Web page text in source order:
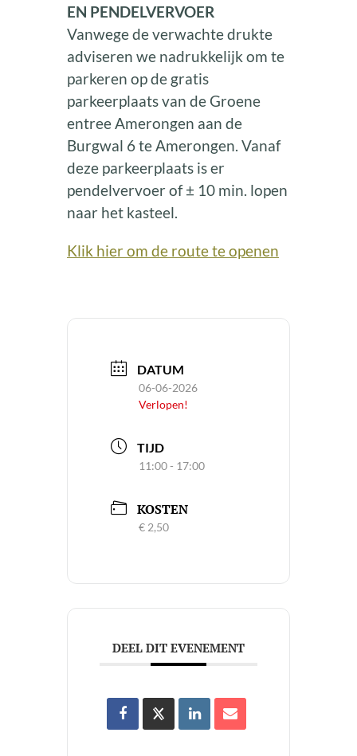
EN PENDELVERVOER
Vanwege de verwachte drukte
adviseren we nadrukkelijk om te
parkeren op de gratis
parkeerplaats van de Groene
entree Amerongen aan de
Burgwal 6 te Amerongen. Vanaf
deze parkeerplaats is er
pendelvervoer of ± 10 min. lopen
naar het kasteel.
Klik hier om de route te openen
DATUM
06-06-2026
Verlopen!
TIJD
11:00 - 17:00
KOSTEN
€ 2,50
DEEL DIT EVENEMENT